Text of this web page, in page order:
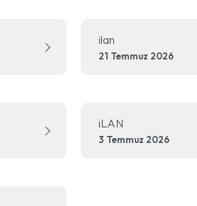
ilan
21 Temmuz 2026
iLAN
3 Temmuz 2026